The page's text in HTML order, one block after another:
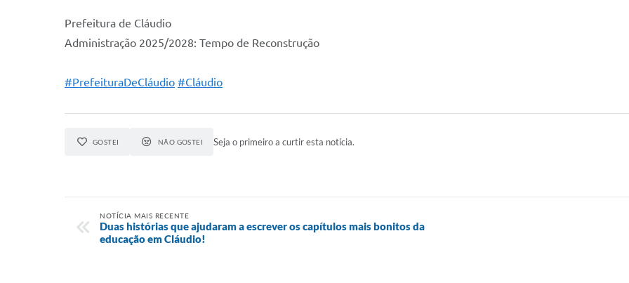
Prefeitura de Cláudio
Administração 2025/2028: Tempo de Reconstrução
#PrefeituraDeCláudio #Cláudio
GOSTEI NÃO GOSTEI Seja o primeiro a curtir esta notícia.
NOTÍCIA MAIS RECENTE
Duas histórias que ajudaram a escrever os capítulos mais bonitos da
educação em Cláudio!